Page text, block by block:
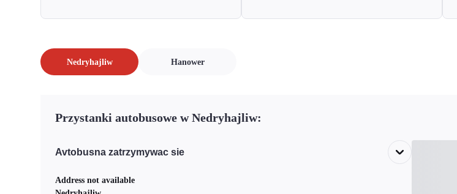
Nedryhajliw Hanower
Przystanki autobusowe w Nedryhajliw:
Avtobusna zatrzymywac sie
Address not available